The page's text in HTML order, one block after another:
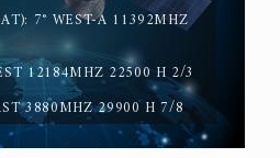
حقيقة المسيح الدجال
7° WEST-A 11392MHZ
12184MHZ 22500 H 2/3
3880MHZ 29900 H 7/8